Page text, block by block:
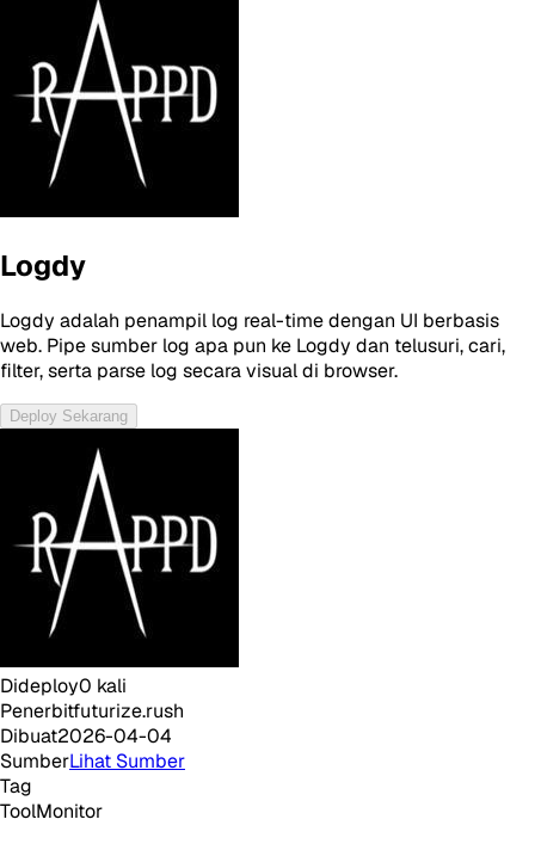
Logdy
Logdy adalah penampil log real-time dengan UI berbasis
web. Pipe sumber log apa pun ke Logdy dan telusuri, cari,
filter, serta parse log secara visual di browser.
Deploy Sekarang
Dideploy0 kali
Penerbitfuturize.rush
Dibuat2026-04-04
SumberLihat Sumber
Tag
ToolMonitor